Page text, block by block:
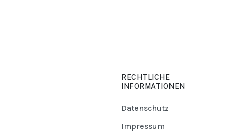
RECHTLICHE
INFORMATIONEN
Datenschutz
Impressum